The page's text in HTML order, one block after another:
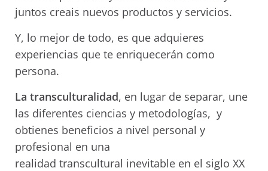
juntos creais nuevos productos y servicios.
Y, lo mejor de todo, es que adquieres
experiencias que te enriquecerán como
persona.
La transculturalidad, en lugar de separar, une
las diferentes ciencias y metodologías, y
obtienes beneficios a nivel personal y
profesional en una
realidad transcultural inevitable en el siglo XX